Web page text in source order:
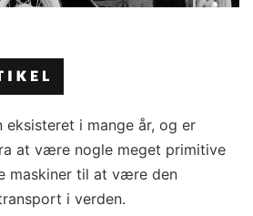
eksisteret i mange år, og er
at være nogle meget primitive
maskiner til at være den
i verden.